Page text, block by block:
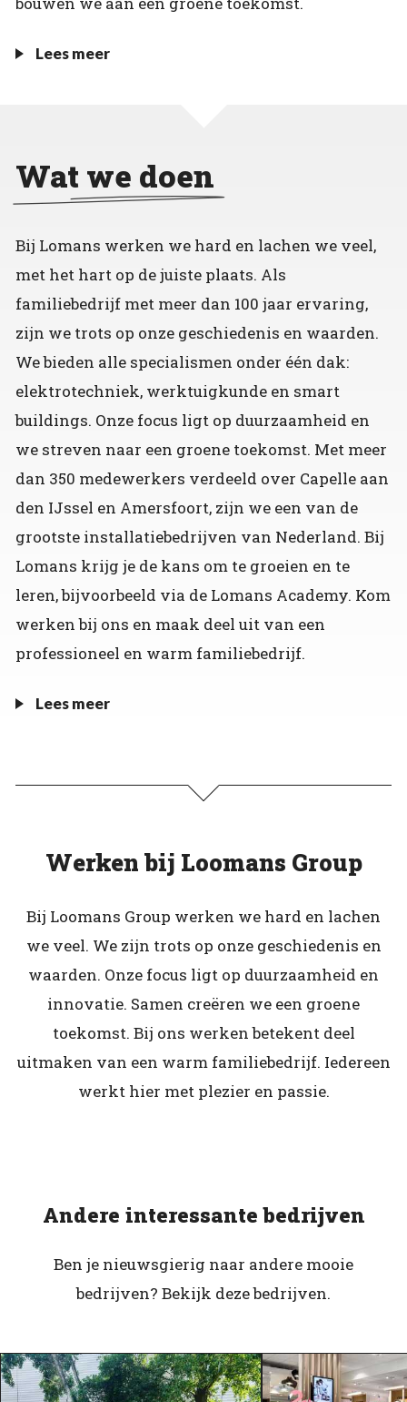
Lees meer
Wat we doen
Bij Lomans werken we hard en lachen we veel,
met het hart op de juiste plaats. Als
familiebedrijf met meer dan 100 jaar ervaring,
zijn we trots op onze geschiedenis en waarden.
We bieden alle specialismen onder één dak:
elektrotechniek, werktuigkunde en smart
buildings. Onze focus ligt op duurzaamheid en
we streven naar een groene toekomst. Met meer
dan 350 medewerkers verdeeld over Capelle aan
den IJssel en Amersfoort, zijn we een van de
grootste installatiebedrijven van Nederland. Bij
Lomans krijg je de kans om te groeien en te
leren, bijvoorbeeld via de Lomans Academy. Kom
werken bij ons en maak deel uit van een
professioneel en warm familiebedrijf.
Lees meer
Werken bij Loomans Group
Bij Loomans Group werken we hard en lachen
we veel. We zijn trots op onze geschiedenis en
waarden. Onze focus ligt op duurzaamheid en
innovatie. Samen creëren we een groene
toekomst. Bij ons werken betekent deel
uitmaken van een warm familiebedrijf. Iedereen
werkt hier met plezier en passie.
Andere interessante bedrijven
Ben je nieuwsgierig naar andere mooie
bedrijven? Bekijk deze bedrijven.